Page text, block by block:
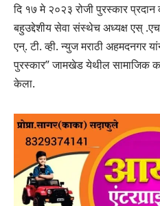
दि १७ मे २०२३ रोजी पुरस्कार
बहुउद्देशीय सेवा संस्थेच अध्यक्ष एस्
एन्. टी. व्ही. न्युज मराठी अहमदनगर
पुरस्कार” जामखेड येथील सामाजिक
केला.